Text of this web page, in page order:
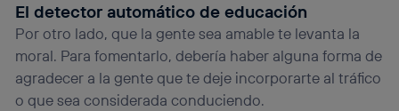
El detector automático de educación
Por otro lado, que la gente sea amable te levanta la
moral. Para fomentarlo, debería haber alguna forma de
agradecer a la gente que te deje incorporarte al tráfico
o que sea considerada conduciendo.